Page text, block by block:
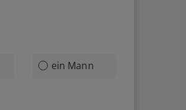
ein Mann